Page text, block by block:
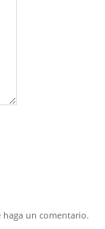
un comentario.